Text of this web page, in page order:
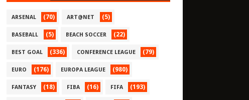
ARSENAL (70) ART@NET (5)
BASEBALL (5) BEACH SOCCER (22)
BEST GOAL (336) CONFERENCE LEAGUE (79)
EURO (176) EUROPA LEAGUE (980)
FANTASY (18) FIBA (16) FIFA (193)